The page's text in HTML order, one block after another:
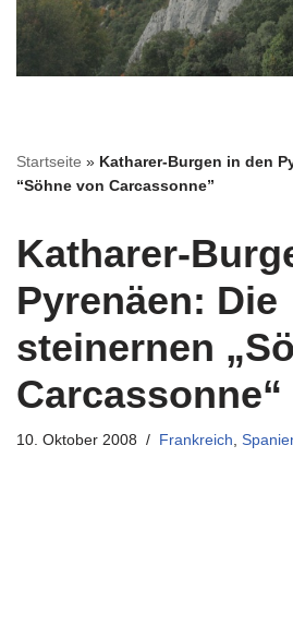
Startseite » Katharer-Burgen in den
“Söhne von Carcassonne”
Katharer-
Pyrenäen: Die
steinernen
Carcassonne“
10. Oktober 2008 Frankreich